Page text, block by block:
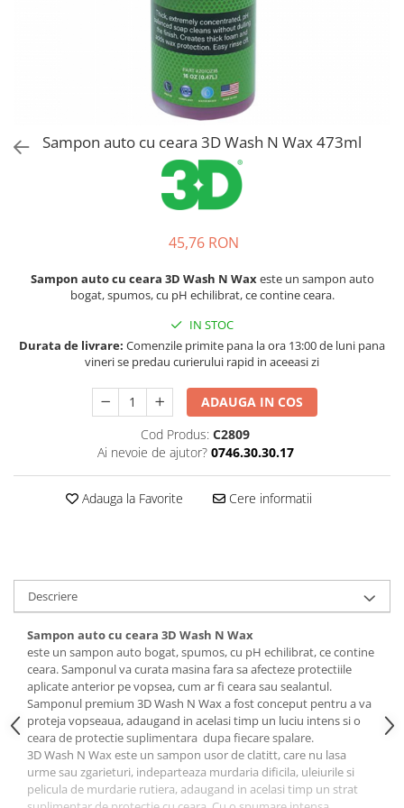
Bord | Plastice Interioare
Parfumuri | Odorizante
CEARA | SEALANT | TRATAMENTE
PROTECTIE | COATING CERAMIC
LAVETE | PROSOAPE
ACCESORII | ECHIPAMENTE |
Sampon auto cu ceara 3D Wash N Wax 473ml
45,76 RON
Sampon auto cu ceara 3D Wash N Waxeste un sampon auto
bogat, spumos, cu pH echilibrat, ce contine ceara.
IN STOC
Durata de livrare: Comenzile primite pana la ora 13:00 de luni pana
vineri se predau curierului rapid in aceeasi zi
ADAUGA IN COS
Cod Produs: C2809
Ai nevoie de ajutor? 0746.30.30.17
Adauga la Favorite Cere informatii
Descriere
Sampon auto cu ceara 3D Wash N Wax
este un sampon auto bogat, spumos, cu pH echilibrat, ce contine
ceara. Samponul va curata masina fara sa afecteze protectiile
aplicate anterior pe vopsea, cum ar fi ceara sau sealantul.
Samponul premium 3D Wash N Wax a fost conceput pentru a va
proteja vopseaua, adaugand in acelasi timp un luciu intens si o
ceara de protectie suplimentara dupa fiecare spalare.
3D Wash N Wax este un sampon usor de clatitt, care nu lasa
urme sau zgarieturi, indeparteaza murdaria dificila, uleiurile si
pelicula de murdarie rutiera, adaugand in acelasi timp un strat